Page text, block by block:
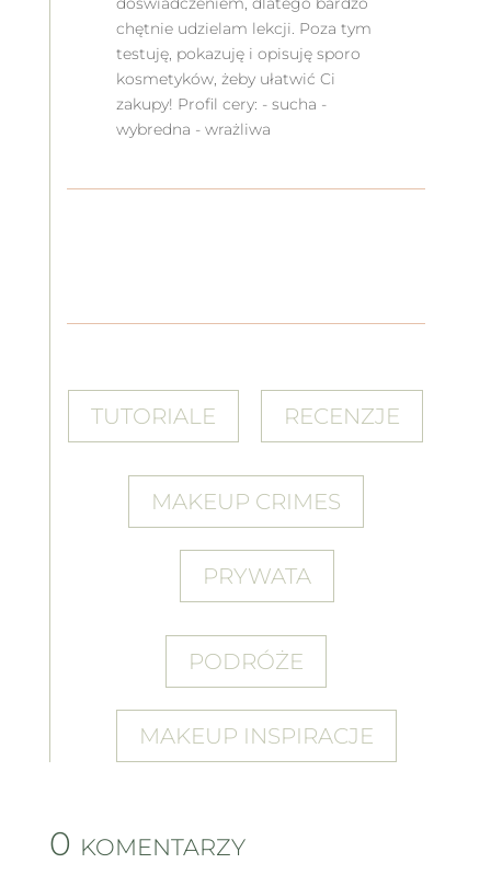
chętnie udzielam lekcji. Poza tym
testuję, pokazuję i opisuję sporo
kosmetyków, żeby ułatwić Ci
zakupy! Profil cery: - sucha -
wybredna - wrażliwa
TUTORIALE RECENZJE
MAKEUP CRIMES
PRYWATA
PODRÓŻE
MAKEUP INSPIRACJE
0 komentarzy